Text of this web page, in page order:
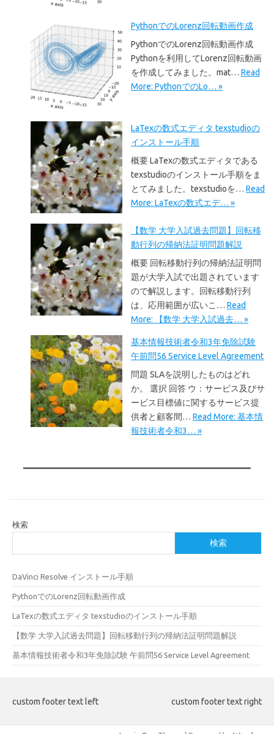
PythonでのLorenz回転動画作成
PythonでのLorenz回転動画作成
Pythonを利用してLorenz回転動画
を作成してみました。mat… Read
More: PythonでのLo… »
LaTexの数式エディタ texstudioの
インストール手順
概要 LaTexの数式エディタである
texstudioのインストール手順をま
とてみました。texstudioを… Read
More: LaTexの数式エデ… »
【数学 大学入試過去問題】回転移
動行列の帰納法証明問題解説
概要 回転移動行列の帰納法証明問
題が大学入試で出題されています
ので解説します。回転移動行列
は、応用範囲が広いこ… Read
More: 【数学 大学入試過去… »
基本情報技術者令和3年免除試験
午前問56 Service Level Agreement
問題 SLAを説明したものはどれ
か。 選択 回答 ウ：サービス及びサ
ービス目標値に関するサービス提
供者と顧客間… Read More: 基本情
報技術者令和3… »
検索
検索
DaVinci Resolve インストール手順
PythonでのLorenz回転動画作成
LaTexの数式エディタ texstudioのインストール手順
【数学 大学入試過去問題】回転移動行列の帰納法証明問題解説
基本情報技術者令和3年免除試験 午前問56 Service Level Agreement
custom footer text left custom footer text right